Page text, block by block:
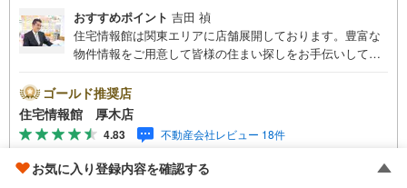
おすすめポイント 吉田 禎
住宅情報館は関東エリアに店舗展開しております。豊富な
物件情報をご用意して皆様の住まい探しをお手伝いしてお
さい。住宅ローン相談会も同時開催中無理のない住宅ロー
ンの試算やご購入の際にかかる諸費用の概算も行っており
ます。しっかりとした資金計画のアドバイスをさせて頂き
ますので、お気軽にご相談ください。
ゴールド推奨店
住宅情報館 厚木店
4.83 不動産会社レビュー 18件
資料をもらう（無料）
お気に入り登録内容を確認する